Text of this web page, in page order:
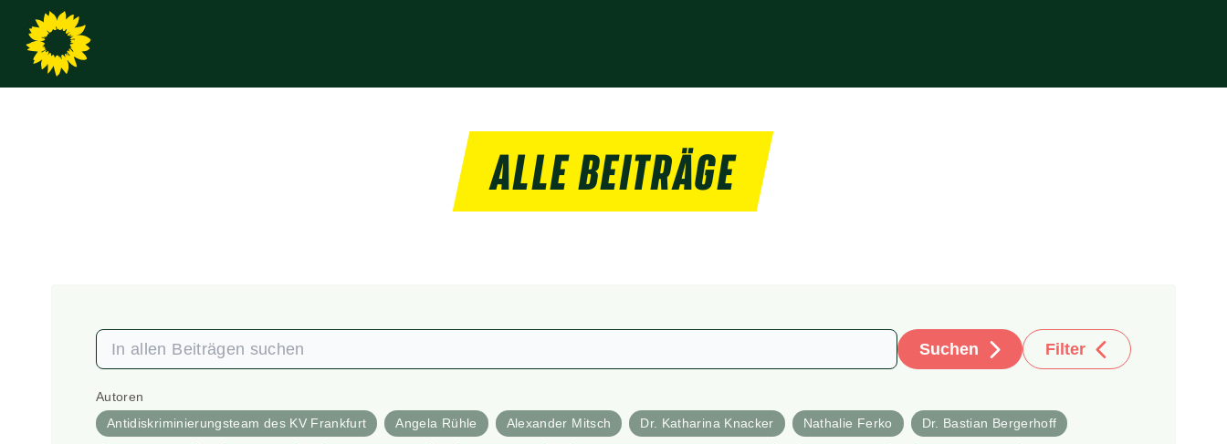
ALLE BEITRÄGE
Suchen Filter
Autoren
Antidiskriminierungsteam des KV Frankfurt
Angela Rühle Alexander Mitsch Dr. Katharina Knacker Nathalie Ferko Dr. Bastian Bergerhoff